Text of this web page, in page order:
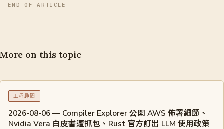
END OF ARTICLE
More on this topic
工程趣聞
2026-08-06 — Compiler Explorer 公開 AWS 佈署細節、
Nvidia Vera 白皮書遭抓包、Rust 官方訂出 LLM 使用政策